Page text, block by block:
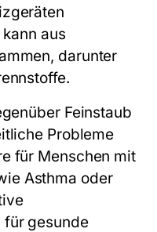
aus
darunter
Feinstaub
Probleme
für Menschen mit
Asthma oder
für gesunde